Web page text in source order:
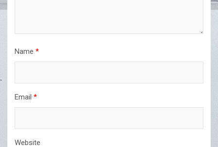
Name *
Email *
Website